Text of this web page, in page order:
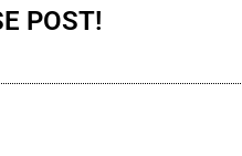
POST!